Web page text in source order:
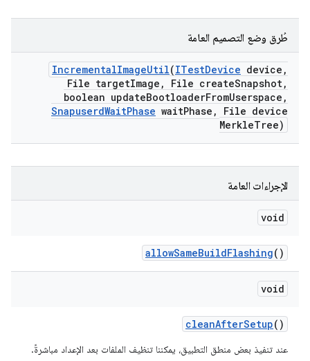
طُرق وضع التصميم العامة
IncrementalImageUtil(ITestDevice device ,
File targetImage , File createSnapshot,
boolean updateBootloaderFromUserspace ,
SnapuserdWaitPhase waitPhase ,
File device
MerkleTree)
الإجراءات العامة
void
allowSameBuildFlashing()
void
cleanAfterSetup()
عند تنفيذ بعض منطق التطبيق، يمكننا تنظيف الملفات بعد الإعداد مباشرةً.